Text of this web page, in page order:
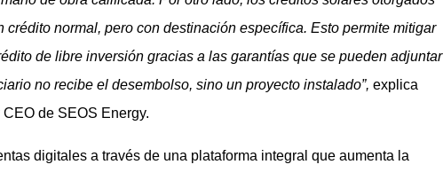
normal, pero con destinación específica. Esto permite mitigar
de libre inversión gracias a las garantías que se pueden adjuntar
no recibe el desembolso, sino un proyecto instalado”, explica
de SEOS Energy.
digitales a través de una plataforma integral que aumenta la